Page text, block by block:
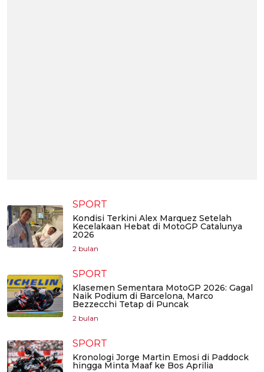
SPORT
Kondisi Terkini Alex Marquez Setelah
Kecelakaan Hebat di MotoGP Catalunya
2026
2 bulan
SPORT
Klasemen Sementara MotoGP 2026: Gagal
Naik Podium di Barcelona, Marco
Bezzecchi Tetap di Puncak
2 bulan
SPORT
Kronologi Jorge Martin Emosi di Paddock
hingga Minta Maaf ke Bos Aprilia